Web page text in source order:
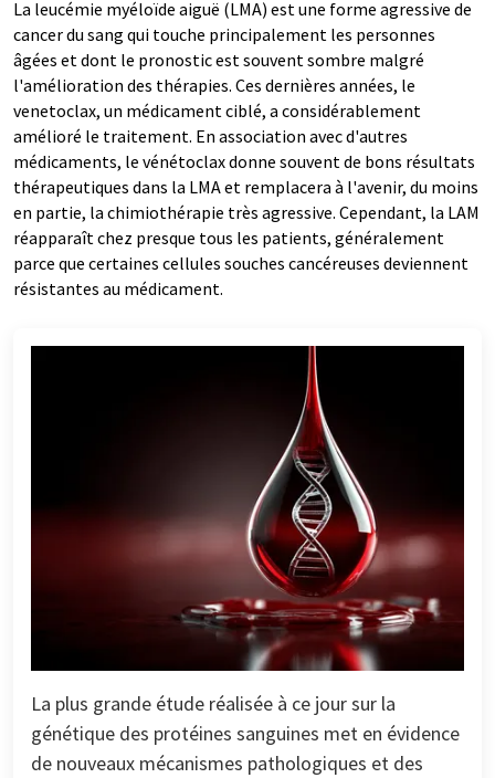
La leucémie myéloïde aiguë (LMA) est une forme agressive de
cancer du sang qui touche principalement les personnes
âgées et dont le pronostic est souvent sombre malgré
l'amélioration des thérapies. Ces dernières années, le
venetoclax, un médicament ciblé, a considérablement
amélioré le traitement. En association avec d'autres
médicaments, le vénétoclax donne souvent de bons résultats
thérapeutiques dans la LMA et remplacera à l'avenir, du moins
en partie, la chimiothérapie très agressive. Cependant, la LAM
réapparaît chez presque tous les patients, généralement
parce que certaines cellules souches cancéreuses deviennent
résistantes au médicament.
La plus grande étude réalisée à ce jour sur la
génétique des protéines sanguines met en évidence
de nouveaux mécanismes pathologiques et des